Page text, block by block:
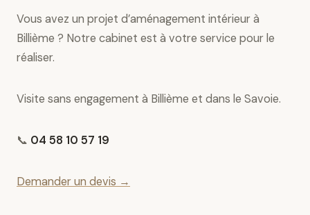
Vous avez un projet d’aménagement intérieur à
Billième ? Notre cabinet est à votre service pour le
réaliser.
Visite sans engagement à Billième et dans le Savoie.
📞 04 58 10 57 19
Demander un devis →